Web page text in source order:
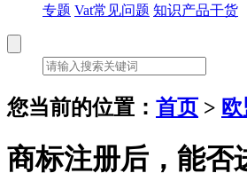
专题 Vat常见问题 知识产品干货
您当前的位置： 首页 >
商标注册后，能否